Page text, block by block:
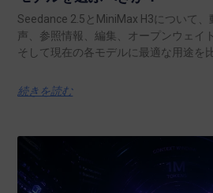
Seedance 2.5とMiniMax H3について
声、参照情報、編集、オープンウェイ
そして現在の各モデルに最適な用途を
続きを読む